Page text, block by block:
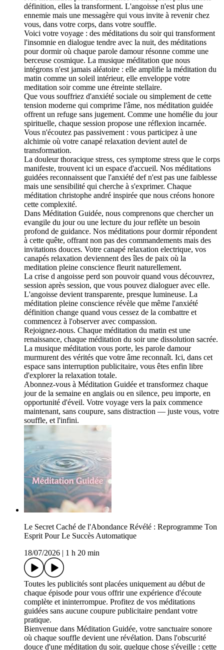
définition, elles la transforment. L'angoisse n'est plus une
ennemie mais une messagère qui vous invite à revenir chez
vous, dans votre corps, dans votre souffle.
Voici votre voyage : des méditations du soir qui transforment
l'insomnie en dialogue tendre avec la nuit, des méditations
pour dormir où chaque parole damour résonne comme une
berceuse cosmique. La musique méditation que nous
intégrons n'est jamais aléatoire : elle amplifie la méditation du
matin comme un soleil intérieur, elle enveloppe votre
meditation soir comme une étreinte stellaire.
Que vous souffriez d'anxiété sociale ou simplement de cette
tension moderne qui comprime l'âme, nos méditation guidée
offrent un refuge sans jugement. Comme une homélie du jour
spirituelle, chaque session propose une réflexion incarnée.
Vous n'écoutez pas passivement : vous participez à une
alchimie où votre canapé relaxation devient autel de
transformation.
La douleur thoracique stress, ces symptome stress que le corps
manifeste, trouvent ici un espace d'accueil. Nos méditations
guidées reconnaissent que l'anxiété def n'est pas une faiblesse
mais une sensibilité qui cherche à s'exprimer. Chaque
méditation christophe andré inspirée que nous créons honore
cette complexité.
Dans Méditation Guidée, nous comprenons que chercher un
evangile du jour ou une lecture du jour reflète un besoin
profond de guidance. Nos méditations pour dormir répondent
à cette quête, offrant non pas des commandements mais des
invitations douces. Votre canapé relaxation electrique, vos
canapés relaxation deviennent des îles de paix où la
meditation pleine conscience fleurit naturellement.
La crise d angoisse perd son pouvoir quand vous découvrez,
session après session, que vous pouvez dialoguer avec elle.
L'angoisse devient transparente, presque lumineuse. La
méditation pleine conscience révèle que même l'anxiété
définition change quand vous cessez de la combattre et
commencez à l'observer avec compassion.
Rejoignez-nous. Chaque méditation du matin est une
renaissance, chaque méditation du soir une dissolution sacrée.
La musique méditation vous porte, les parole damour
murmurent des vérités que votre âme reconnaît. Ici, dans cet
espace sans interruption publicitaire, vous êtes enfin libre
d'explorer la relaxation totale.
Abonnez-vous à Méditation Guidée et transformez chaque
jour de la semaine en anglais ou en silence, peu importe, en
opportunité d'éveil. Votre voyage vers la paix commence
maintenant, sans coupure, sans distraction — juste vous, votre
souffle, et l'infini.
Le Secret Caché de l'Abondance Révélé : Reprogramme Ton
Esprit Pour Le Succès Automatique
18/07/2026
1 h 20 min
Toutes les publicités sont placées uniquement au début de
chaque épisode pour vous offrir une expérience d'écoute
complète et ininterrompue. Profitez de vos méditations
guidées sans aucune coupure publicitaire pendant votre
pratique.
Bienvenue dans Méditation Guidée, votre sanctuaire sonore
où chaque souffle devient une révélation. Dans l'obscurité
douce d'une méditation du soir, quelque chose s'éveille : cette